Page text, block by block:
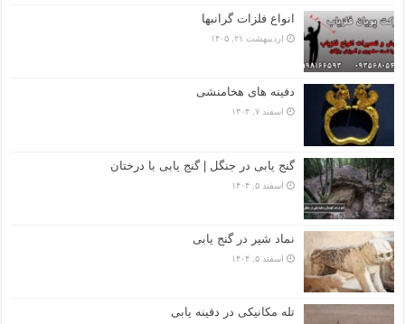
انواع فلزات گرانبها
اردیبهشت ۲۱, ۱۴۰۵
دفینه های هخامنشی
اسفند ۷, ۱۴۰۴
گنج یابی در جنگل | گنج یابی با درختان
اسفند ۵, ۱۴۰۴
نماد شیر در گنج یابی
اسفند ۵, ۱۴۰۴
تله مکانیکی در دفینه یابی